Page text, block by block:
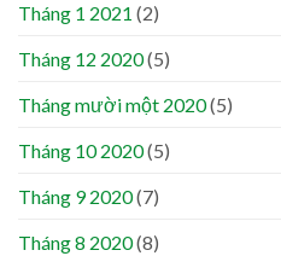
Tháng 1 2021 (2)
Tháng 12 2020(5)
Tháng mười một 2020(5)
Tháng 10 2020(5)
Tháng 9 2020(7)
Tháng 8 2020(8)